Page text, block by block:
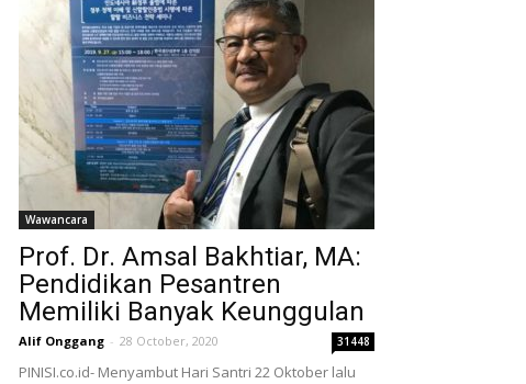
Wawancara
Prof. Dr. Amsal Bakhtiar, MA:
Pendidikan Pesantren
Memiliki Banyak Keunggulan
Alif Onggang - 28 October, 2020 31448
PINISI.co.id- Menyambut Hari Santri 22 Oktober lalu